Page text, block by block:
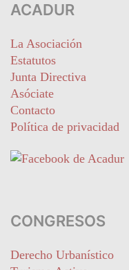
ACADUR
La Asociación
Estatutos
Junta Directiva
Asóciate
Contacto
Política de privacidad
CONGRESOS
Derecho Urbanístico